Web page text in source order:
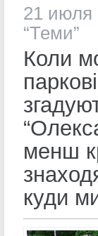
21 июля
“Теми”
Коли
менш
куди